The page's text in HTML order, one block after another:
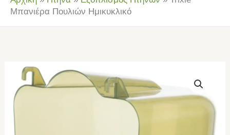
Μπανιέρα Πουλιών Ημικυκλικό
Trixie
Μπανιέρα
Πουλιών
Ημικυκλικό
ποσότητα